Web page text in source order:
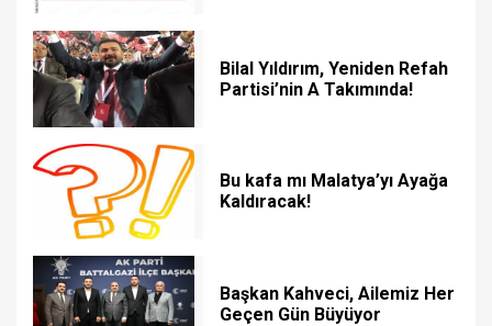
Bilal Yıldırım, Yeniden Refah
Partisi’nin A Takımında!
Bu kafa mı Malatya’yı Ayağa
Kaldıracak!
Başkan Kahveci, Ailemiz Her
Geçen Gün Büyüyor